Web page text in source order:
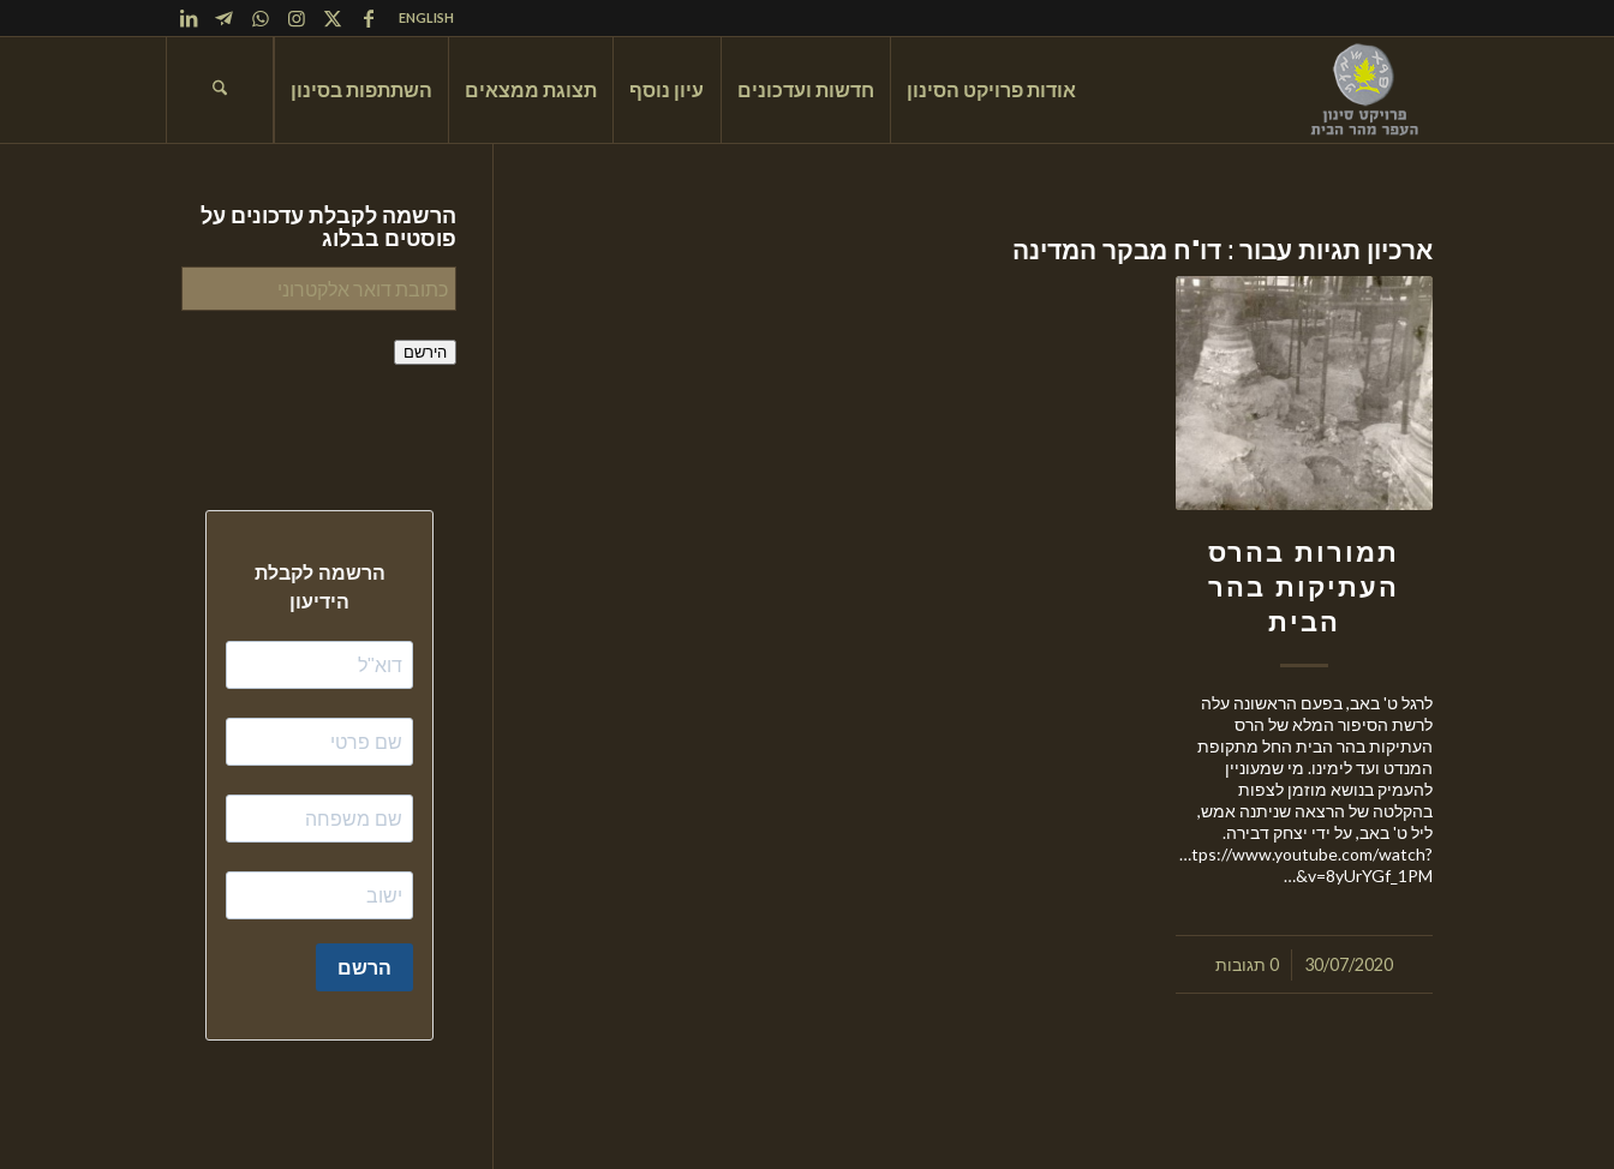
ENGLISH
אודות פרויקט הסינון חדשות ועדכונים עיון נוסף תצוגת ממצאים השתתפות בסינון
ארכיון תגיות עבור : דו"ח מבקר המדינה
תמורות בהרס
העתיקות בהר
הבית
לרגל ט' באב, בפעם הראשונה עלה
לרשת הסיפור המלא של הרס
העתיקות בהר הבית החל מתקופת
המנדט ועד לימינו. מי שמעוניין
להעמיק בנושא מוזמן לצפות
בהקלטה של הרצאה שניתנה אמש,
ליל ט' באב, על ידי יצחק דבירה.
https://www.youtube.com/watch?
v=8yUrYGf_1PM&…
30/07/2020
/ 0 תגובות
הרשמה לקבלת עדכונים על
פוסטים בבלוג
כתובת
דואר
אלקטרוני
הירשם